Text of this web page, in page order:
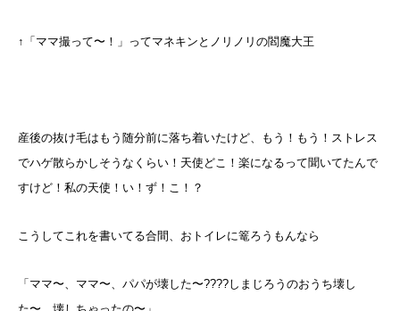
↑「ママ撮って〜！」ってマネキンとノリノリの閻魔大王
産後の抜け毛はもう随分前に落ち着いたけど、もう！もう！ストレス
でハゲ散らかしそうなくらい！天使どこ！楽になるって聞いてたんで
すけど！私の天使！い！ず！こ！？
こうしてこれを書いてる合間、おトイレに篭ろうもんなら
「ママ〜、ママ〜、パパが壊した〜????しまじろうのおうち壊し